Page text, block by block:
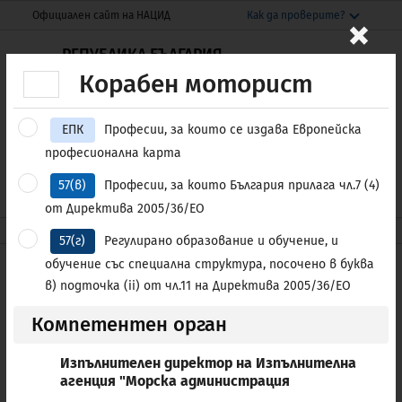
Моля,
внимание:
Този
уебсайт
включва
система
достъпност.
THIS SITE IN ENGLISH
Официален сайт на НАЦИД Как да проверите?
Националния център за информация и
документация.
Защитените уебсайтове използват HTTPS
Заключване
се свързали безопасно с уебсайта nacid.bg
Споделяйте чувствителна информация
само на официални, защитени уебсайтове.
РЕПУБЛИКА БЪЛГАРИЯ
Национален център за
информация и документация
Е-УСЛУГИ ENGLISH
nacid.bg Професионални квалификации
×
Корабен моторист
ЕПК
Професии, за които се издава Европейска
професионална карта
57(в)
Професии, за които България прилага чл.7 (4)
от Директива 2005/36/ЕО
57(г)
Регулирано образование и обучение, и
обучение със специална структура, посочено в буква
в) подточка (ii) от чл.11 на Директива 2005/36/ЕО
Компетентен орган
Изпълнителен директор на Изпълнителна
агенция "Морска администрация
Списък на регулираните
ПО АЗБУЧЕН РЕД ПО КАТЕГОРИЯ